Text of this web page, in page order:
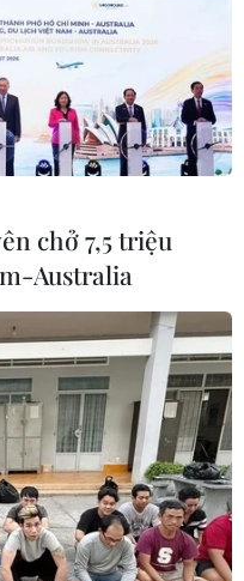
8
nghệ: Khi ngoại
mới
chở 7,5 triệu
Australia